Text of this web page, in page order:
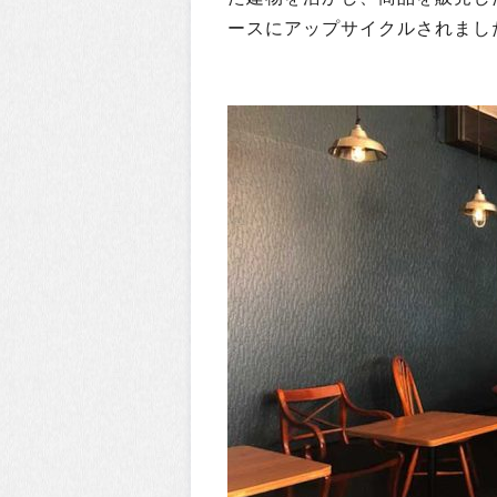
ースにアップサイクルされまし